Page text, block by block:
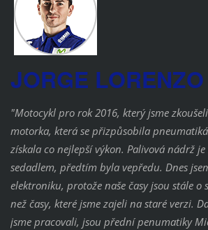
JORGE LORENZO
"Motocykl pro rok 2016, který jsme
motorka, která se přizpůsobila
získala co nejlepší výkon. Palivová nádrž
sedadlem, předtím byla vepředu. Dnes
elektroniku, protože naše časy jsou stále o
než časy, které jsme zajeli na staré verzi.
jsme pracovali, jsou přední penumatiky